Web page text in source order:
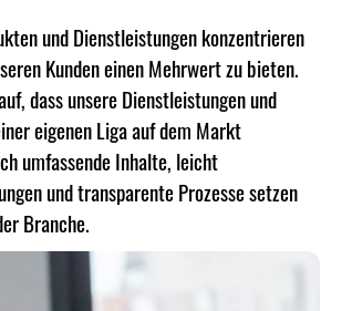
und Dienstleistungen konzentrieren
Kunden einen Mehrwert zu bieten.
dass unsere Dienstleistungen und
eigenen Liga auf dem Markt
umfassende Inhalte, leicht
und transparente Prozesse setzen
Branche.